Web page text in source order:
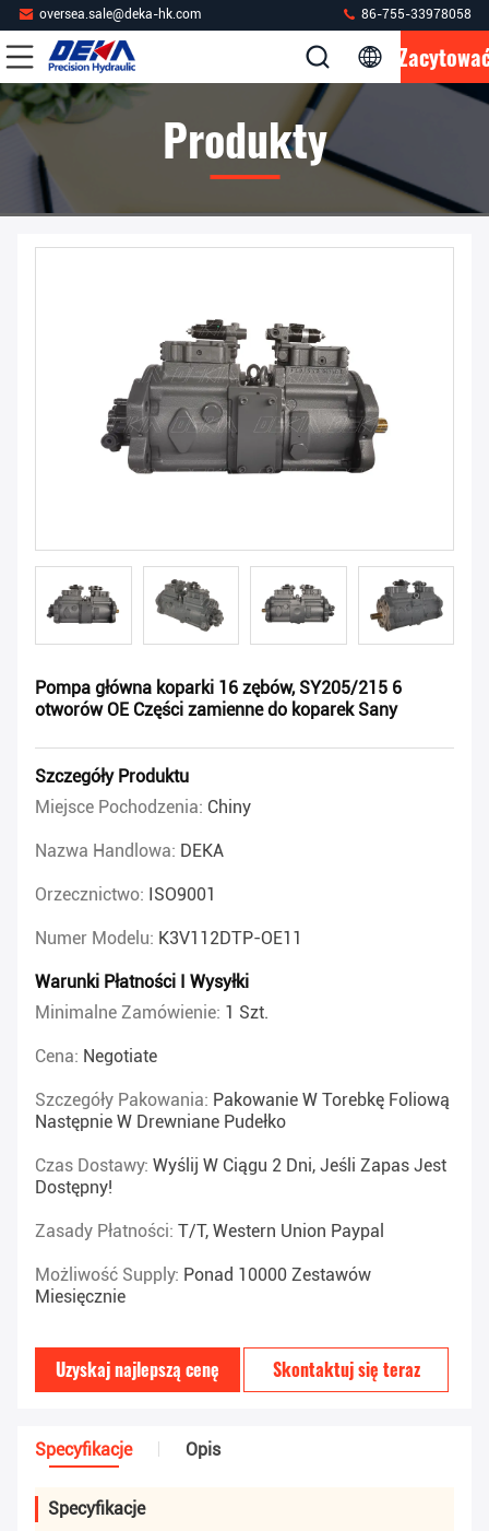
oversea.sale@deka-hk.com 86-755-33978058
Produkty
Pompa główna koparki 16 zębów, SY205/215 6
otworów OE Części zamienne do koparek Sany
Szczegóły Produktu
Miejsce Pochodzenia: Chiny
Nazwa Handlowa: DEKA
Orzecznictwo: ISO9001
Numer Modelu: K3V112DTP-OE11
Warunki Płatności I Wysyłki
Minimalne Zamówienie: 1 Szt.
Cena: Negotiate
Szczegóły Pakowania: Pakowanie W Torebkę Foliową
Następnie W Drewniane Pudełko
Czas Dostawy: Wyślij W Ciągu 2 Dni, Jeśli Zapas Jest
Dostępny!
Zasady Płatności: T/T, Western Union Paypal
Możliwość Supply: Ponad 10000 Zestawów
Miesięcznie
Uzyskaj najlepszą cenę Skontaktuj się teraz
Specyfikacje Opis
Specyfikacje